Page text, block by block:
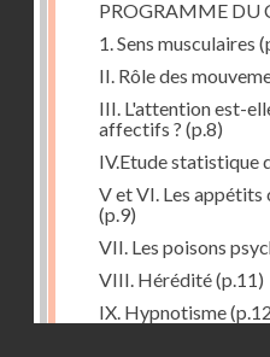
PROGRAMME DU
1. Sens musculaires
II. Rôle des
III. L'attention est-
affectifs ? (p.8)
IV.Etude statistique
V et VI. Les appétits
(p.9)
VII. Les poisons
VIII. Hérédité(p.11)
IX. Hypnotisme